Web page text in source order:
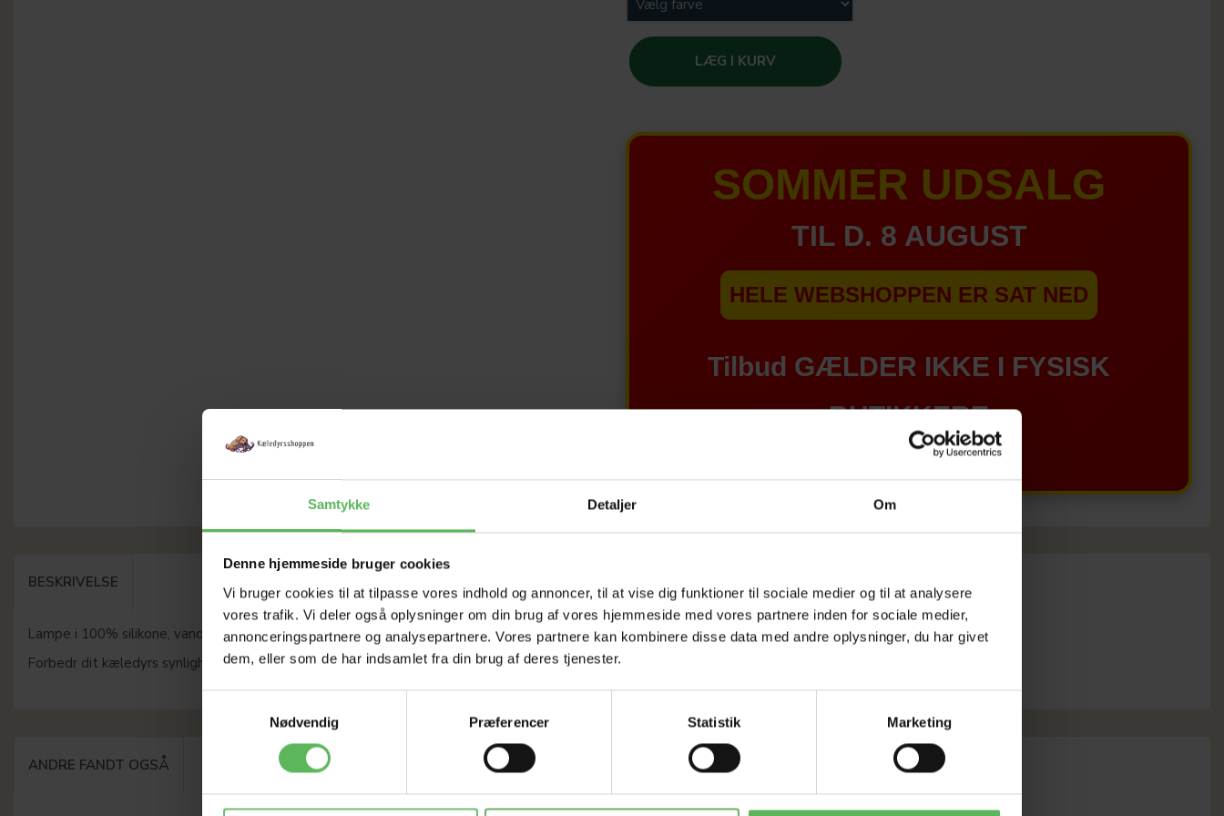
Samtykke Detaljer Om
Denne hjemmeside bruger cookies
Vi bruger cookies til at tilpasse vores indhold og annoncer, til at vise dig funktioner til sociale medier og til at analysere
vores trafik. Vi deler også oplysninger om din brug af vores hjemmeside med vores partnere inden for sociale medier,
annonceringspartnere og analysepartnere. Vores partnere kan kombinere disse data med andre oplysninger, du har givet
dem, eller som de har indsamlet fra din brug af deres tjenester.
Nødvendig
Præferencer Statistik Marketing
LÆG I KURV
SOMMER UDSALG
TIL D. 8 AUGUST
HELE WEBSHOPPEN ER SAT NED
Tilbud GÆLDER IKKE I FYSISK
BUTIKKERE
BESKRIVELSE
Lampe i 100% silikone, vandtæt, synlig op til 500 meter. Mål: 2,5 cm.
Forbedr dit kæledyrs synlighed og sikkerhed i mørket.
ANDRE FANDT OGSÅ